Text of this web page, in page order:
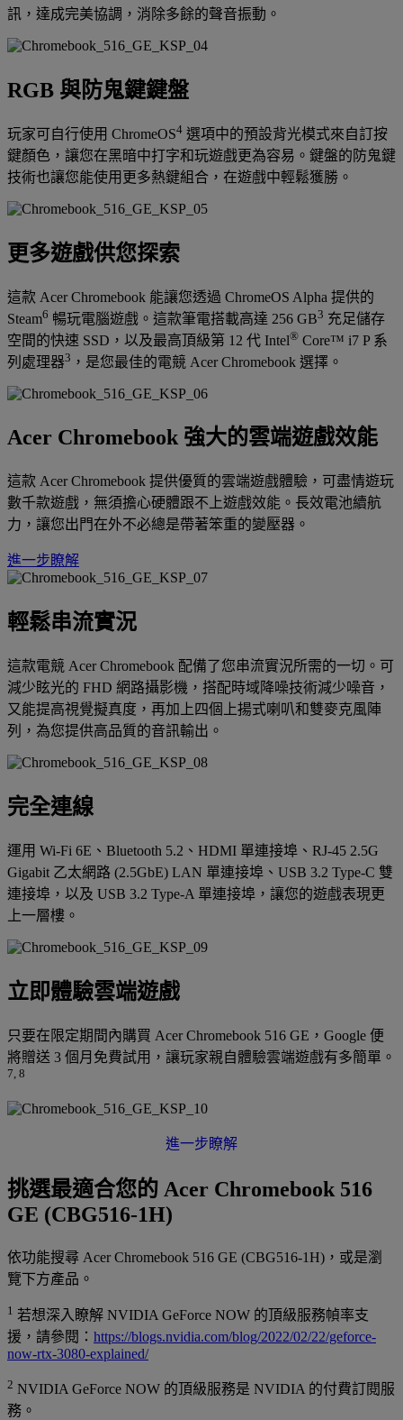
訊，達成完美協調，消除多餘的聲音振動。
RGB 與防鬼鍵鍵盤
玩家可自行使用 ChromeOS4 選項中的預設背光模式來自訂按
鍵顏色，讓您在黑暗中打字和玩遊戲更為容易。鍵盤的防鬼鍵
技術也讓您能使用更多熱鍵組合，在遊戲中輕鬆獲勝。
更多遊戲供您探索
這款 Acer Chromebook 能讓您透過 ChromeOS Alpha 提供的
Steam6 暢玩電腦遊戲。這款筆電搭載高達 256 GB3 充足儲存
空間的快速 SSD，以及最高頂級第 12 代 Intel® Core™ i7 P 系
列處理器3 ，是您最佳的電競 Acer Chromebook 選擇。
Acer Chromebook 強大的雲端遊戲效能
這款 Acer Chromebook 提供優質的雲端遊戲體驗，可盡情遊玩
數千款遊戲，無須擔心硬體跟不上遊戲效能。長效電池續航
力，讓您出門在外不必總是帶著笨重的變壓器。
進一步瞭解
輕鬆串流實況
這款電競 Acer Chromebook 配備了您串流實況所需的一切。可
減少眩光的 FHD 網路攝影機，搭配時域降噪技術減少噪音，
又能提高視覺擬真度，再加上四個上揚式喇叭和雙麥克風陣
列，為您提供高品質的音訊輸出。
完全連線
運用 Wi-Fi 6E、Bluetooth 5.2、HDMI 單連接埠、RJ-45 2.5G
Gigabit 乙太網路 (2.5GbE) LAN 單連接埠、USB 3.2 Type-C 雙
連接埠，以及 USB 3.2 Type-A 單連接埠，讓您的遊戲表現更
上一層樓。
立即體驗雲端遊戲
只要在限定期間內購買 Acer Chromebook 516 GE，Google 便
將贈送 3 個月免費試用，讓玩家親自體驗雲端遊戲有多簡單。
7, 8
進一步瞭解
挑選最適合您的 Acer Chromebook 516
GE (CBG516-1H)
依功能搜尋 Acer Chromebook 516 GE (CBG516-1H)，或是瀏
覽下方產品。
1 若想深入瞭解 NVIDIA GeForce NOW 的頂級服務幀率支
援，請參閱： https://blogs.nvidia.com/blog/2022/02/22/geforce-
now-rtx-3080-explained/
2 NVIDIA GeForce NOW 的頂級服務是 NVIDIA 的付費訂閱服
務。